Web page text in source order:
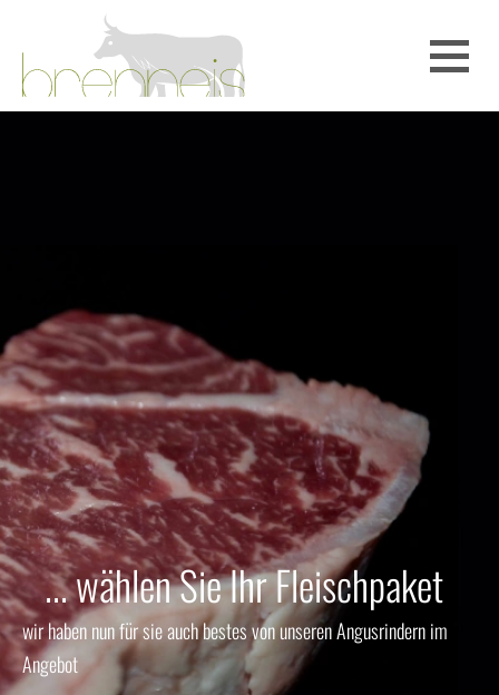
... wählen Sie Ihr Fleischpaket
wir haben nun für sie auch bestes von unseren Angusrindern im
Angebot